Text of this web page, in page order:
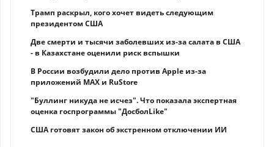
Трамп раскрыл, кого хочет видеть следующим
президентом США
Две смерти и тысячи заболевших из-за салата в США
- в Казахстане оценили риск вспышки
В России возбудили дело против Apple из-за
приложений MAX и RuStore
"Буллинг никуда не исчез". Что показала экспертная
оценка госпрограммы "ДосболLike"
США готовят закон об экстренном отключении ИИ